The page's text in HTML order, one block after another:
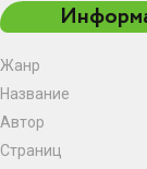
Жанр
Название
Автор
Страниц